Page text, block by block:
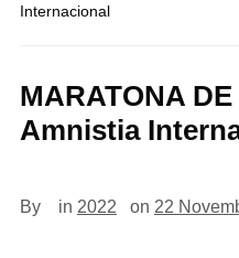
Internacional
MARATONA
Amnistia
By in 2022 on 22